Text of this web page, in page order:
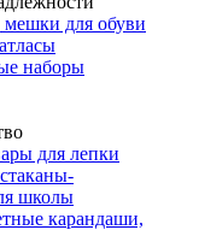
для обуви
наборы
для лепки
школы
карандаши,